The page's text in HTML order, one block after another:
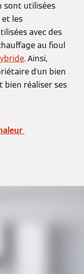
sont utilisées
les
avec des
au fioul
. Ainsi,
d'un bien
réaliser ses